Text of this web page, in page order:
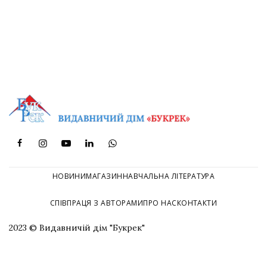
НОВИНИМАГАЗИННАВЧАЛЬНА ЛІТЕРАТУРА
СПІВПРАЦЯ З АВТОРАМИПРО НАСКОНТАКТИ
2023 © Видавничій дім "Букрек"